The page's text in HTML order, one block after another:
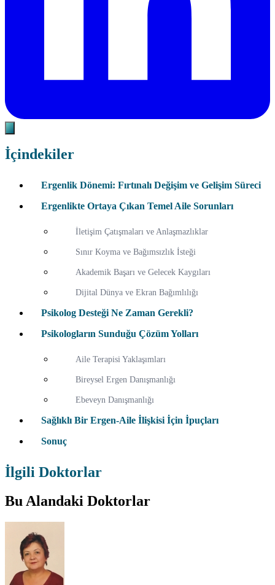
İçindekiler
Ergenlik Dönemi: Fırtınalı Değişim ve Gelişim Süreci
Ergenlikte Ortaya Çıkan Temel Aile Sorunları
İletişim Çatışmaları ve Anlaşmazlıklar
Sınır Koyma ve Bağımsızlık İsteği
Akademik Başarı ve Gelecek Kaygıları
Dijital Dünya ve Ekran Bağımlılığı
Psikolog Desteği Ne Zaman Gerekli?
Psikologların Sunduğu Çözüm Yolları
Aile Terapisi Yaklaşımları
Bireysel Ergen Danışmanlığı
Ebeveyn Danışmanlığı
Sağlıklı Bir Ergen-Aile İlişkisi İçin İpuçları
Sonuç
İlgili Doktorlar
Bu Alandaki Doktorlar